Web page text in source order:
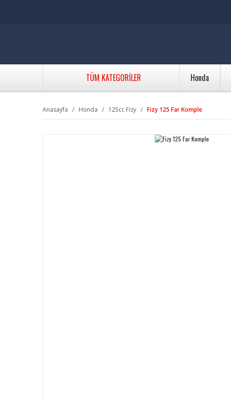
TÜM KATEGORİLER Honda
Anasayfa Honda 125cc Fizy Fizy 125 Far Komple